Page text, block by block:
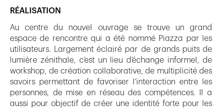
RÉALISATION
Au centre du nouvel ouvrage se trouve un grand
espace de rencontre qui a été nommé Piazza par les
utilisateurs. Largement éclairé par de grands puits de
lumière zénithale, c’est un lieu d’échange informel, de
workshop, de création collaborative, de multiplicité des
savoirs permettant de favoriser l’interaction entre les
personnes, de mise en réseau des compétences. Il a
aussi pour objectif de créer une identité forte pour les